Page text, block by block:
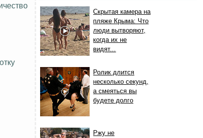
Скрытая камера на
пляже Крыма: Что
люди вытворяют,
когда их не
видят...
Ролик длится
несколько секунд,
а смеяться вы
будете долго
Ржу не